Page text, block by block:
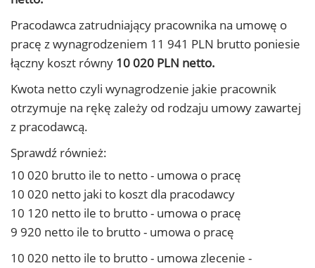
Pracodawca zatrudniający pracownika na umowę o
pracę z wynagrodzeniem 11 941 PLN brutto poniesie
łączny koszt równy 10 020 PLN netto.
Kwota netto czyli wynagrodzenie jakie pracownik
otrzymuje na rękę zależy od rodzaju umowy zawartej
z pracodawcą.
Sprawdź również:
10 020 brutto ile to netto - umowa o pracę
10 020 netto jaki to koszt dla pracodawcy
10 120 netto ile to brutto - umowa o pracę
9 920 netto ile to brutto - umowa o pracę
10 020 netto ile to brutto - umowa zlecenie -